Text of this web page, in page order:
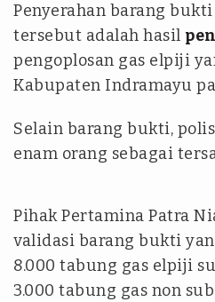
Penyerahan barang
tersebut adalah hasil
pengoplosan gas elpiji
Kabupaten Indramayu
Selain barang bukti,
enam orang sebagai
Pihak Pertamina Patra
validasi barang bukti
8.000 tabung gas elpiji
3.000 tabung gas non